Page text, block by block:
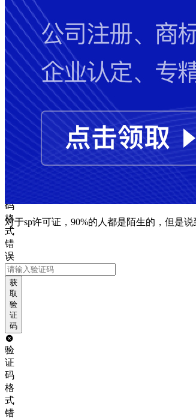
手
机
号
码
格
式
错
误
码
格
式
错
误
获
取
验
证
码
验
证
码
格
式
错
对于sp许可证，90%的人都是陌生的，但是